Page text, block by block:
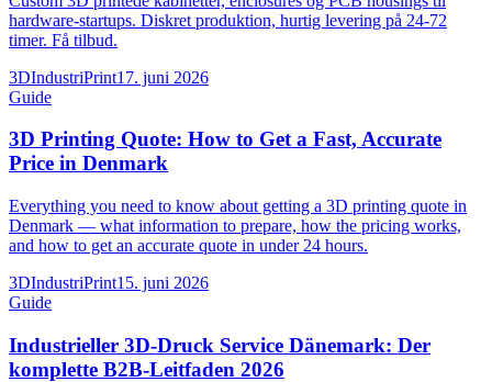
hardware-startups. Diskret produktion, hurtig levering på 24-72
timer. Få tilbud.
3DIndustriPrint17. juni 2026
Guide
3D Printing Quote: How to Get a Fast, Accurate
Price in Denmark
Everything you need to know about getting a 3D printing quote in
Denmark — what information to prepare, how the pricing works,
and how to get an accurate quote in under 24 hours.
3DIndustriPrint15. juni 2026
Guide
Industrieller 3D-Druck Service Dänemark: Der
komplette B2B-Leitfaden 2026